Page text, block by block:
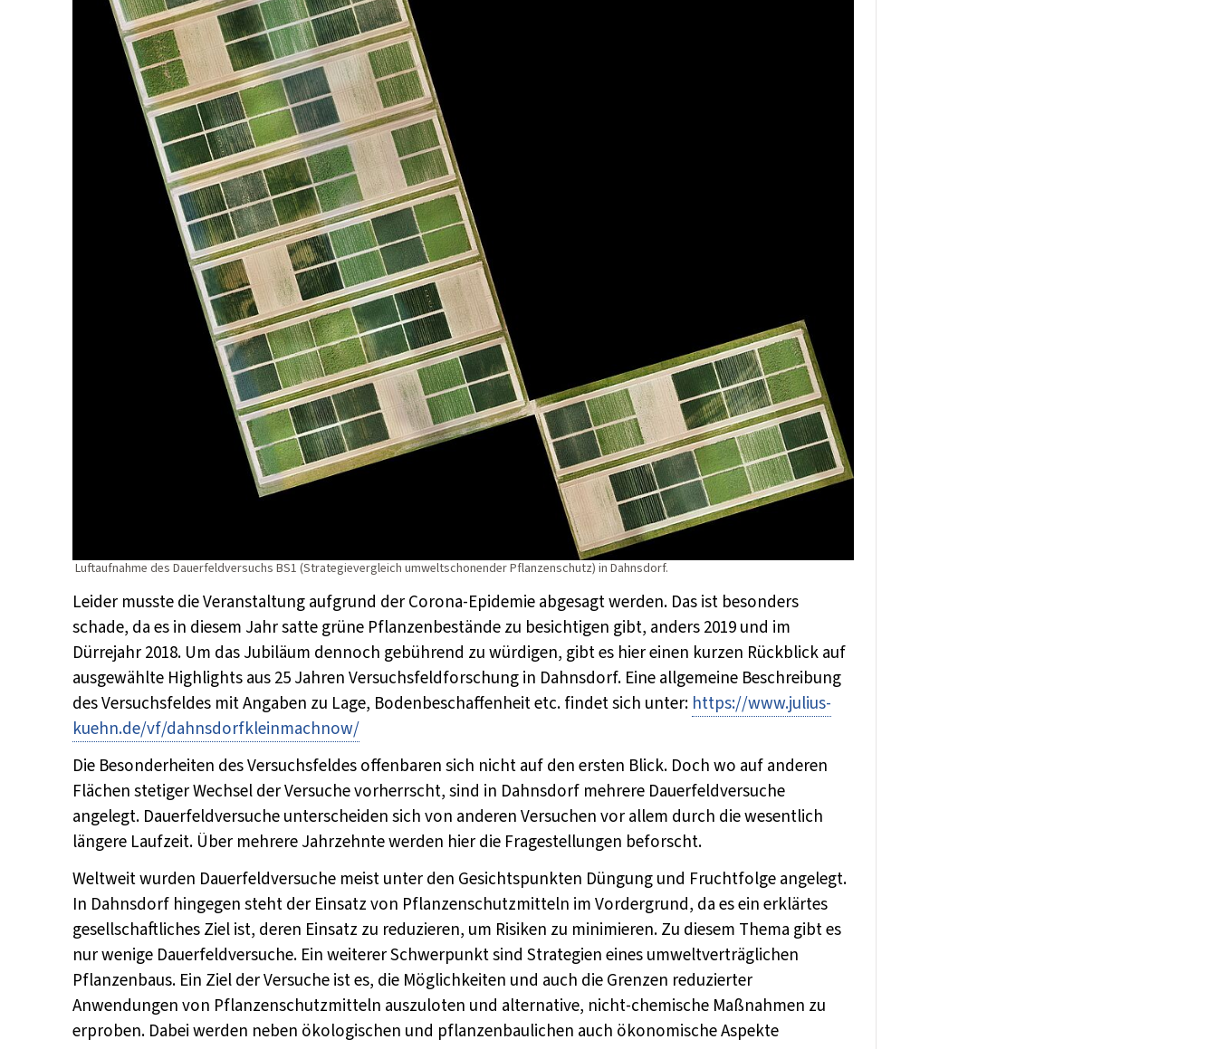
Luftaufnahme des Dauerfeldversuchs BS1 (Strategievergleich umweltschonender Pflanzenschutz) in Dahnsdorf.
Leider musste die Veranstaltung aufgrund der Corona-Epidemie abgesagt werden. Das ist besonders
schade, da es in diesem Jahr satte grüne Pflanzenbestände zu besichtigen gibt, anders 2019 und im
Dürrejahr 2018. Um das Jubiläum dennoch gebührend zu würdigen, gibt es hier einen kurzen Rückblick auf
ausgewählte Highlights aus 25 Jahren Versuchsfeldforschung in Dahnsdorf. Eine allgemeine Beschreibung
des Versuchsfeldes mit Angaben zu Lage, Bodenbeschaffenheit etc. findet sich unter: https://www.julius-
kuehn.de/vf/dahnsdorfkleinmachnow/
Die Besonderheiten des Versuchsfeldes offenbaren sich nicht auf den ersten Blick. Doch wo auf anderen
Flächen stetiger Wechsel der Versuche vorherrscht, sind in Dahnsdorf mehrere Dauerfeldversuche
angelegt. Dauerfeldversuche unterscheiden sich von anderen Versuchen vor allem durch die wesentlich
längere Laufzeit. Über mehrere Jahrzehnte werden hier die Fragestellungen beforscht.
Weltweit wurden Dauerfeldversuche meist unter den Gesichtspunkten Düngung und Fruchtfolge angelegt.
In Dahnsdorf hingegen steht der Einsatz von Pflanzenschutzmitteln im Vordergrund, da es ein erklärtes
gesellschaftliches Ziel ist, deren Einsatz zu reduzieren, um Risiken zu minimieren. Zu diesem Thema gibt es
nur wenige Dauerfeldversuche. Ein weiterer Schwerpunkt sind Strategien eines umweltverträglichen
Pflanzenbaus. Ein Ziel der Versuche ist es, die Möglichkeiten und auch die Grenzen reduzierter
Anwendungen von Pflanzenschutzmitteln auszuloten und alternative, nicht-chemische Maßnahmen zu
erproben. Dabei werden neben ökologischen und pflanzenbaulichen auch ökonomische Aspekte